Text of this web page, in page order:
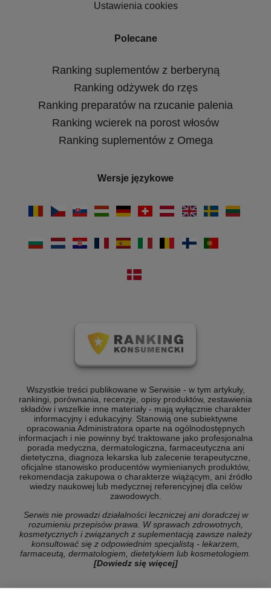
Ustawienia cookies
Polecane
Ranking suplementów z berberyną
Ranking odżywek do rzęs
Ranking preparatów na rzucanie palenia
Ranking wcierek na porost włosów
Ranking suplementów z Omega
Wersje językowe
Wszystkie treści publikowane w Serwisie - w tym artykuły,
rankingi, porównania, recenzje, opisy produktów, zestawienia
składów i wszelkie inne materiały - mają wyłącznie charakter
informacyjny i edukacyjny. Stanowią one subiektywne
opracowania Administratora oparte na ogólnodostępnych
informacjach i nie powinny być traktowane jako profesjonalna
porada medyczna, dermatologiczna, farmaceutyczna ani
dietetyczna, diagnoza lekarska lub zalecenie terapeutyczne,
oficjalne stanowisko producentów wymienianych produktów,
rekomendacja zakupowa o charakterze wiążącym, ani źródło
wiedzy naukowej lub medycznej referencyjnej dla celów
zawodowych.
Serwis nie prowadzi działalności leczniczej ani doradczej w
rozumieniu przepisów prawa. W sprawach zdrowotnych,
kosmetycznych i związanych z suplementacją zawsze należy
konsultować się z odpowiednim specjalistą - lekarzem,
farmaceutą, dermatologiem, dietetykiem lub kosmetologiem.
[Dowiedz się więcej]